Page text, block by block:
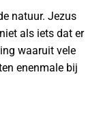
natuur. Jezus
als iets dat er
waaruit vele
enenmale bij